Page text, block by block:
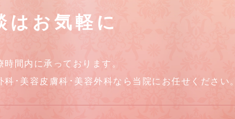
はお気軽に
時間内に承っております。
科･美容皮膚科･美容外科なら当院にお任せください。